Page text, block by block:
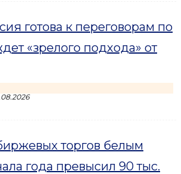
готова к переговорам по
«зрелого подхода» от
торгов белым
года превысил 90 тыс.